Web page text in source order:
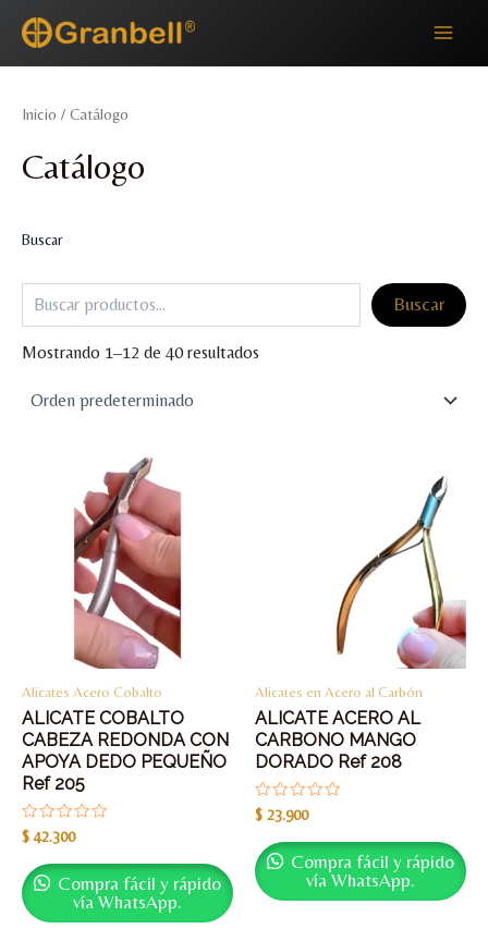
contenido
Main
Menu
Inicio / Catálogo
Catálogo
Buscar
Buscar
Mostrando 1–12 de 40 resultados
Alicates Acero Cobalto
ALICATE COBALTO
CABEZA REDONDA CON
APOYA DEDO PEQUEÑO
Ref 205
Valorado
con
de
5
$42.300
Compra fácil y rápido
vía WhatsApp.
Alicates en Acero al Carbón
ALICATE ACERO AL
CARBONO MANGO
DORADO Ref 208
Valorado
con
de
5
$ 23.900
Compra fácil y rápido
vía WhatsApp.